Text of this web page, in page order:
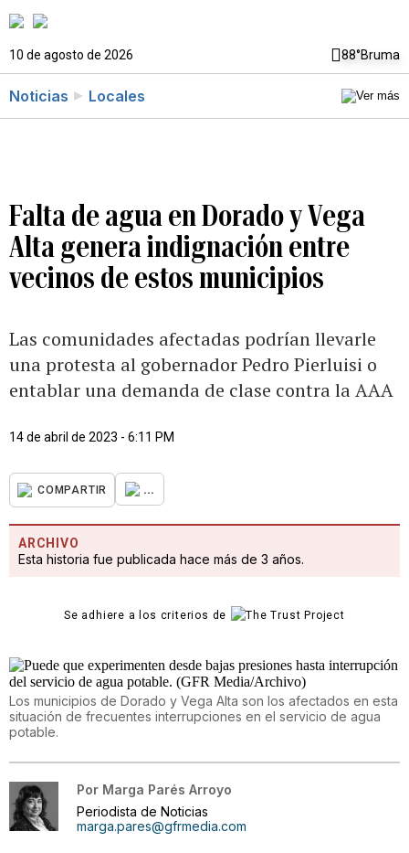
10 de agosto de 2026 88°Bruma
Noticias Locales
Falta de agua en Dorado y Vega
Alta genera indignación entre
vecinos de estos municipios
Las comunidades afectadas podrían llevarle
una protesta al gobernador Pedro Pierluisi o
entablar una demanda de clase contra la AAA
14 de abril de 2023 - 6:11 PM
COMPARTIR ...
ARCHIVO
Esta historia fue publicada hace más de 3 años.
Se adhiere a los criterios de
Los municipios de Dorado y Vega Alta son los afectados en esta
situación de frecuentes interrupciones en el servicio de agua
potable.
Por Marga Parés Arroyo
Periodista de Noticias
marga.pares@gfrmedia.com